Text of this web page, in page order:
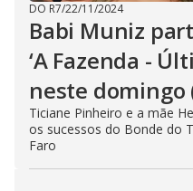
DO R7/22/11/2024
Babi Muniz
‘A Fazenda -
neste domingo
Ticiane Pinheiro e a mãe
os sucessos do Bonde do
Faro